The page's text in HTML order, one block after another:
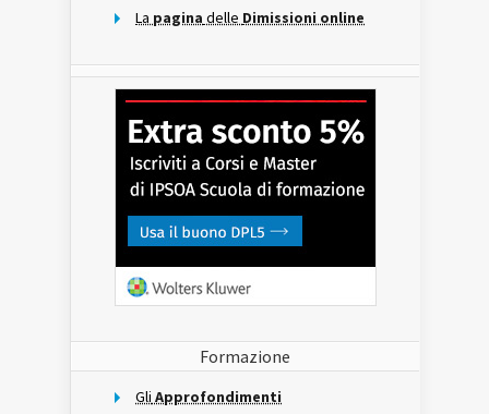
La pagina delle Dimissioni online
Formazione
Gli Approfondimenti